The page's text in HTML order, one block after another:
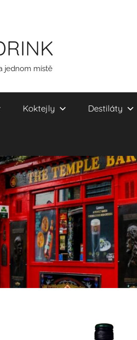
jednom místě
Koktejly Destiláty